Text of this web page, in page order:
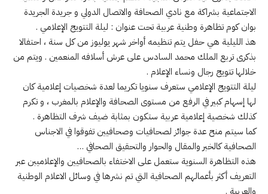
الاجتماعية بشراكة مع نادي الصحافة والاتصال الدولي و جريدة الجريدة
بوان كوم تظاهرة وطنية عربية تحت عنوان : ليلة التتويج الإعلامي .
هذ الليلية هي حفل يتم تنظيمه أواخر شهر يوليوز من كل سنة ، احتفالا
بذكرى تربع الملك محمد السادس على عرش أسلافه المنعمين . ويتم من
خلالها تتويج رجال ونساء الإعلام .
ليلة التتويج الإعلامي ستعرف سنويا تكريما لعدة شخصيات إعلامية كان
لها إسهام كبير في الرفع من مستوى الصحافة والإعلام بالمغرب ، و تكرم
كذلك شخصية إعلامية عربية ستكون بمثابة ضيف شرف التظاهرة .
كما سيتم منح عدة جوائز لصحافيات وصحافيين تفوقوا في الاجناس
الصحافية كالخبر والمقال والحوار والتحقيق الصحافي …
هذه التظاهرة السنوية ستعمل على الاختفاء بالصحافيين والإعلاميبن عبر
التعريف أكثر بأعمالهم الصحافية التي تم نشرها في وسائل الاعلام الوطنية
والعربية .